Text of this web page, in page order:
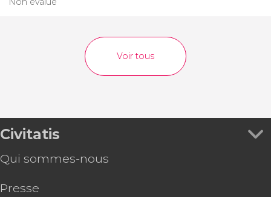
Voir tous
Civitatis
Qui sommes-nous
Presse